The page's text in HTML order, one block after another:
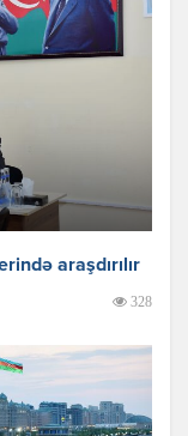
araşdırılır
328